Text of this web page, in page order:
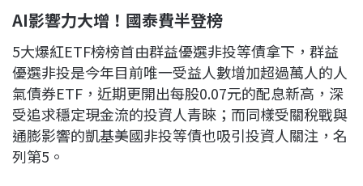
AI影響力大增！國泰費半登榜
5大爆紅ETF榜榜首由群益優選非投等債拿下，群益
優選非投是今年目前唯一受益人數增加超過萬人的人
氣債券ETF，近期更開出每股0.07元的配息新高，深
受追求穩定現金流的投資人青睞；而同樣受關稅戰與
通膨影響的凱基美國非投等債也吸引投資人關注，名
列第5。